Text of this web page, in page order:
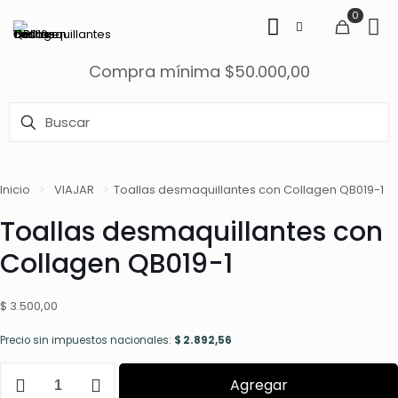
0
Compra mínima $50.000,00
Inicio > VIAJAR > Toallas desmaquillantes con Collagen QB019-1
Toallas desmaquillantes con
Collagen QB019-1
$ 3.500,00
Precio sin impuestos nacionales: $ 2.892,56
desmaquillantes
Agregar